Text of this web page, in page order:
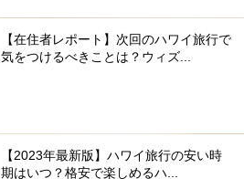
【在住者レポート】次回のハワイ旅行で
気をつけるべきことは？ウィズ...
【2023年最新版】ハワイ旅行の安い時
期はいつ？格安で楽しめるハ...